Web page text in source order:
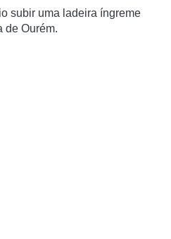
subir uma ladeira íngreme
de Ourém.